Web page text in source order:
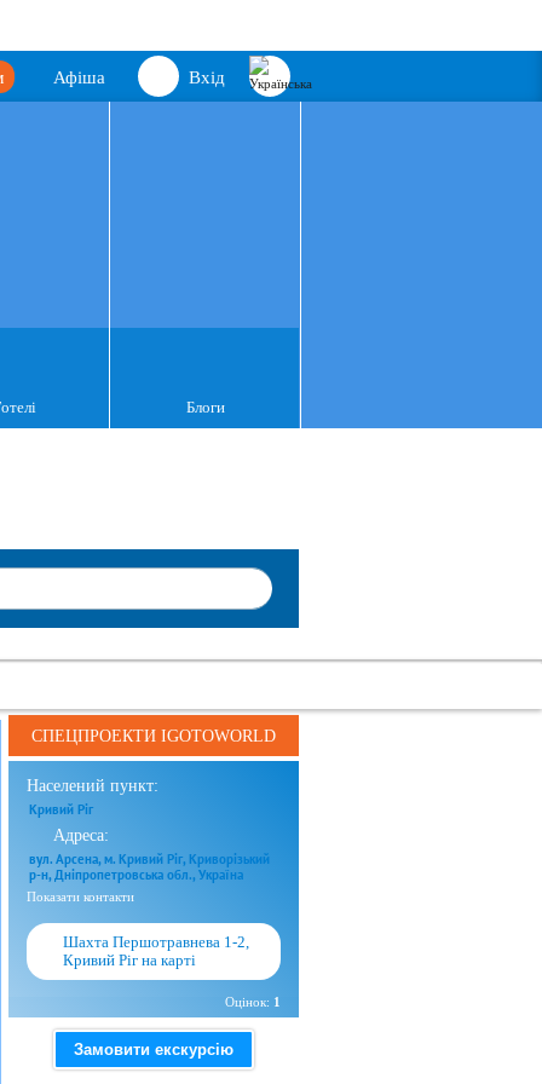
Вхід
Афіша
Блоги
СПЕЦПРОЕКТИ IGOTOWORLD
Населений пункт:
Кривий Ріг
Адреса:
вул. Арсена, м. Кривий Ріг, Криворізький
р-н, Дніпропетровська обл., Україна
Показати контакти
Шахта Першотравнева 1-2,
Кривий Ріг на карті
Оцінок: 1
Замовити екскурсію